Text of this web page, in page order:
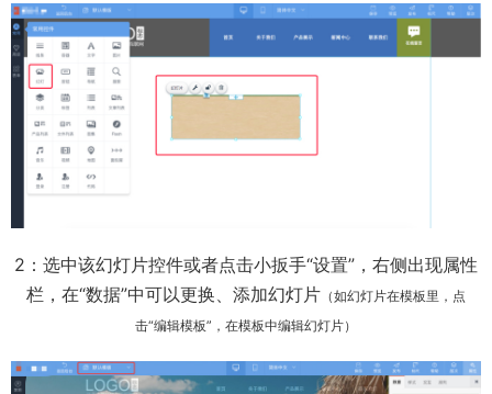
2：选中该幻灯片控件或者点击小扳手“设置”，右侧出现属性
栏，在“数据”中可以更换、添加幻灯片 （如幻灯片在模板里，点
击“编辑模板”，在模板中编辑幻灯片）